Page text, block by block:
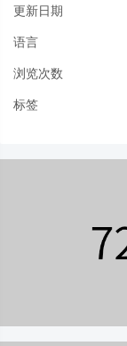
更新日期
语言
浏览次数
标签